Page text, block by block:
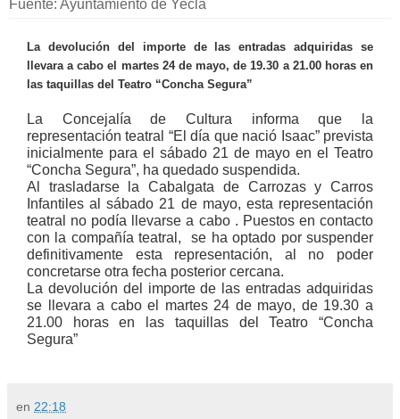
Fuente: Ayuntamiento de Yecla
La devolución del importe de las entradas adquiridas se
llevara a cabo el martes 24 de mayo, de 19.30 a 21.00 horas en
las taquillas del Teatro “Concha Segura”
La Concejalía de Cultura informa que la
representación teatral “El día que nació Isaac” prevista
inicialmente para el sábado 21 de mayo en el Teatro
“Concha Segura”, ha quedado suspendida.
Al trasladarse la Cabalgata de Carrozas y Carros
Infantiles al sábado 21 de mayo, esta representación
teatral no podía llevarse a cabo . Puestos en contacto
con la compañía teatral, se ha optado por suspender
definitivamente esta representación, al no poder
concretarse otra fecha posterior cercana.
La devolución del importe de las entradas adquiridas
se llevara a cabo el martes 24 de mayo, de 19.30 a
21.00 horas en las taquillas del Teatro “Concha
Segura”
en 22:18